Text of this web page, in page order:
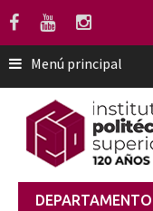
Saltar
contenido
Menú principal